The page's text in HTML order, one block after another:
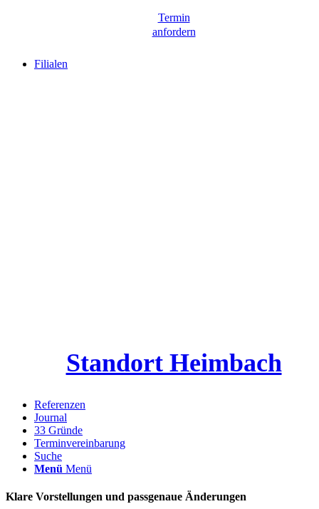
Termin
anfordern
Filialen
Standort Heimbach
Referenzen
Journal
33 Gründe
Terminvereinbarung
Suche
Menü Menü
Klare Vorstellungen und passgenaue Änderungen